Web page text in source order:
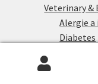
Veterinary &
Alergie
Diabetes
Ledviny